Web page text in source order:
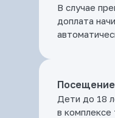
В случае
доплата
Дети до 18
в комплексе